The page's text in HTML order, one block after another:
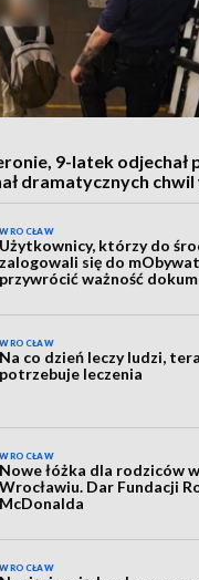
9-latek odjechał
dramatycznych chwil
WROCŁAW
Użytkownicy, którzy do
zalogowali się do
przywrócić ważność
WROCŁAW
Na co dzień leczy ludzi,
potrzebuje leczenia
WROCŁAW
Nowe łóżka dla rodziców
Wrocławiu. Dar Fundacji
McDonalda
WROCŁAW